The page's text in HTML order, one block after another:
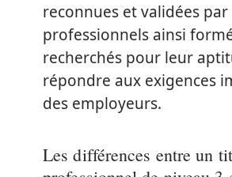
reconnues et validées par
professionnels ainsi
recherchés pour leur
répondre aux exigences
des employeurs.
Les différences entre un